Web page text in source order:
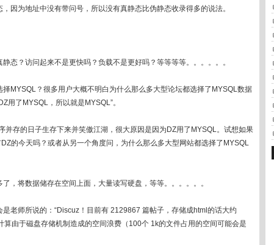
因为地址中没有带问号，所以没有真静态比伪静态收录得多的说法。
态？访问起来不是更快吗？负载不是更好吗？等等等等。。。。。。
MYSQL？很多用户大概不明白为什么那么多大型论坛都选择了MYSQL数据
用了MYSQL，所以就是MYSQL”。
并存的日子生存下来并笑傲江湖，很大原因是因为DZ用了MYSQL。试想如果
的今天吗？或者从另一个角度问，为什么那么多大型网站都选择了MYSQL
，将数据储存在空间上面，大量读写硬盘，等等。。。。。。
老师所说的：“Discuz！目前有 2129867 篇帖子，存储成html的话大约
由于磁盘存储机制造成的空间浪费（100个 1k的文件占用的空间可能会是